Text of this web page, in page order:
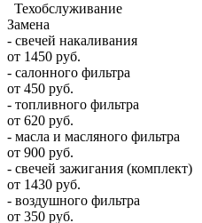
Техобслуживание
Замена
- свечей накаливания
от 1450 руб.
- салонного фильтра
от 450 руб.
- топливного фильтра
от 620 руб.
- масла и масляного фильтра
от 900 руб.
- свечей зажигания (комплект)
от 1430 руб.
- воздушного фильтра
от 350 руб.